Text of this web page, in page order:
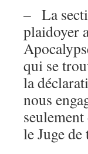
– La
plaidoyer
qui se
la
nous
le Juge